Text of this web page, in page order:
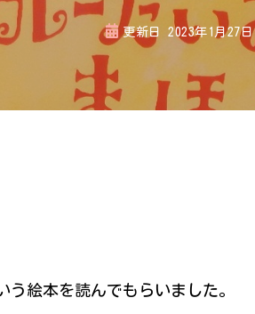
更新日2023年1月27日
絵本を読んでもらいました。